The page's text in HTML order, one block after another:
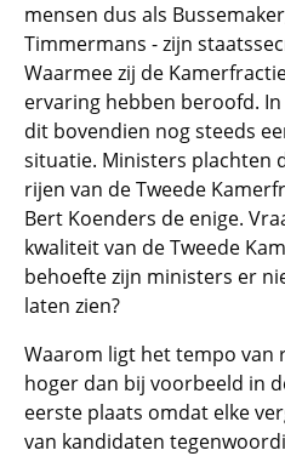
mensen dus als
Timmermans - zijn
Waarmee zij de
ervaring hebben beroofd.
dit bovendien nog steeds
situatie. Ministers plachten
rijen van de Tweede
Bert Koenders de enige.
kwaliteit van de Tweede
behoefte zijn ministers er
laten zien?
Waarom ligt het tempo van
hoger dan bij voorbeeld in
eerste plaats omdat elke
van kandidaten